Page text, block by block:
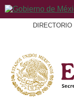
DIRECTORIO